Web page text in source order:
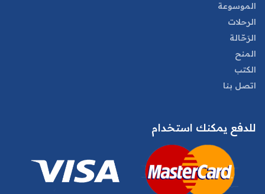
الموسوعة
الرحلات
الرَحّالة
المنح
الكتب
اتصل بنا
للدفع يمكنك استخدام